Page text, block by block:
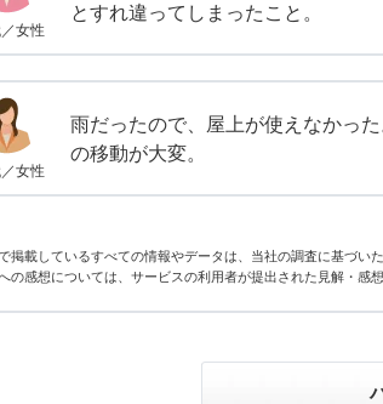
女性
とすれ違ってしまったこと。
女性
雨だったので、屋上が使えなかっ
の移動が大変。
掲載しているすべての情報やデータは、当社の調査に基づい
の感想については、サービスの利用者が提出された見解・感